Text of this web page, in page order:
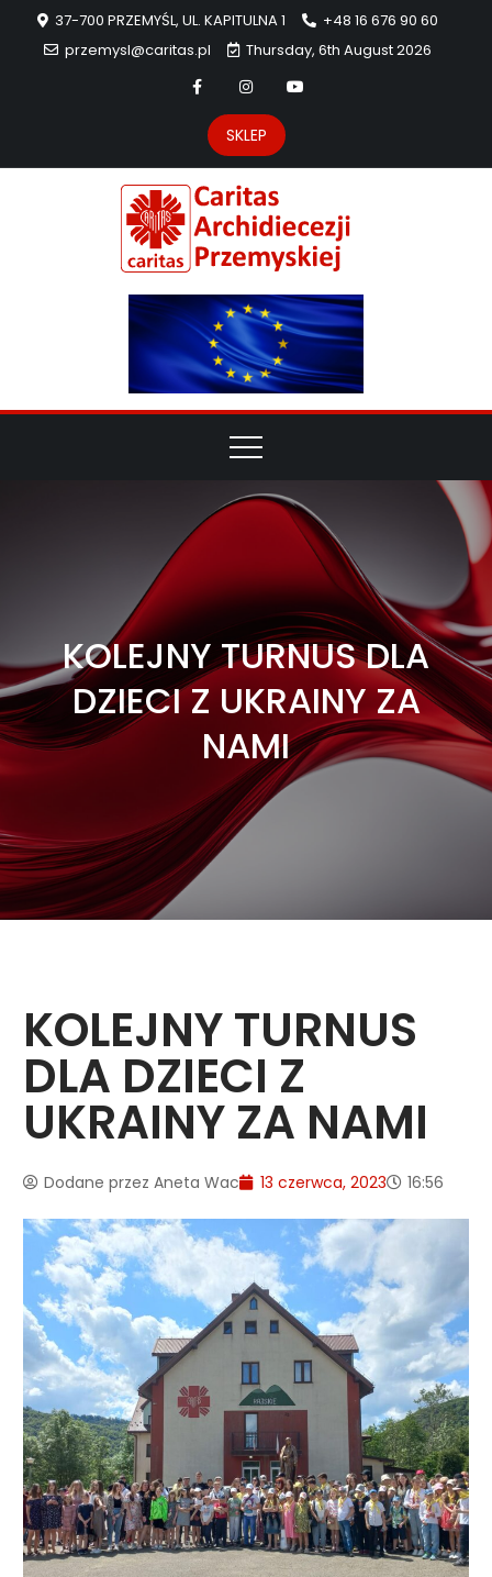
37-700 PRZEMYŚL, UL. KAPITULNA 1
+48 16 676 90 60
przemysl@caritas.pl
Thursday, 6th August 2026
SKLEP
KOLEJNY TURNUS DLA
DZIECI Z UKRAINY ZA
NAMI
KOLEJNY TURNUS
DLA DZIECI Z
UKRAINY ZA NAMI
Dodane przez Aneta Wac 13 czerwca, 2023 16:56